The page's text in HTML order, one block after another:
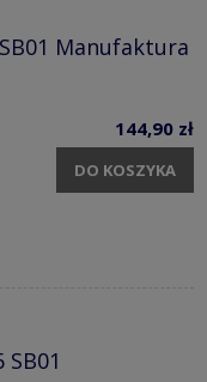
Manufaktura
144,90 zł
DO KOSZYKA